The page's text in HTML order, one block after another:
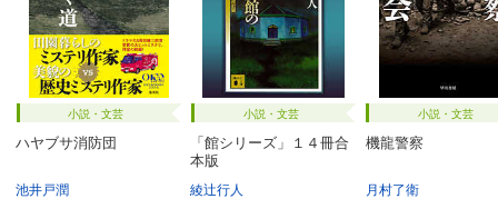
小説・文芸
ハヤブサ消防団
池井戸潤
小説・文芸
「館シリーズ」１４冊合
本版
綾辻行人
小説・文芸
機龍警察
月村了衛